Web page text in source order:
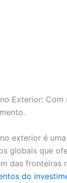
Exterior:
exterior é
globais que
das fronteiras
do